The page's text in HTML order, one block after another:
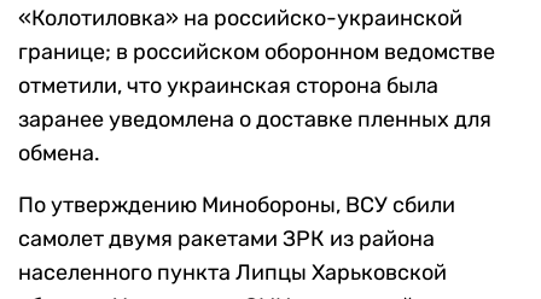
«Колотиловка» на российско-украинской
границе; в российском оборонном ведомстве
отметили, что украинская сторона была
заранее уведомлена о доставке пленных для
обмена.
По утверждению Минобороны, ВСУ сбили
самолет двумя ракетами ЗРК из района
населенного пункта Липцы Харьковской